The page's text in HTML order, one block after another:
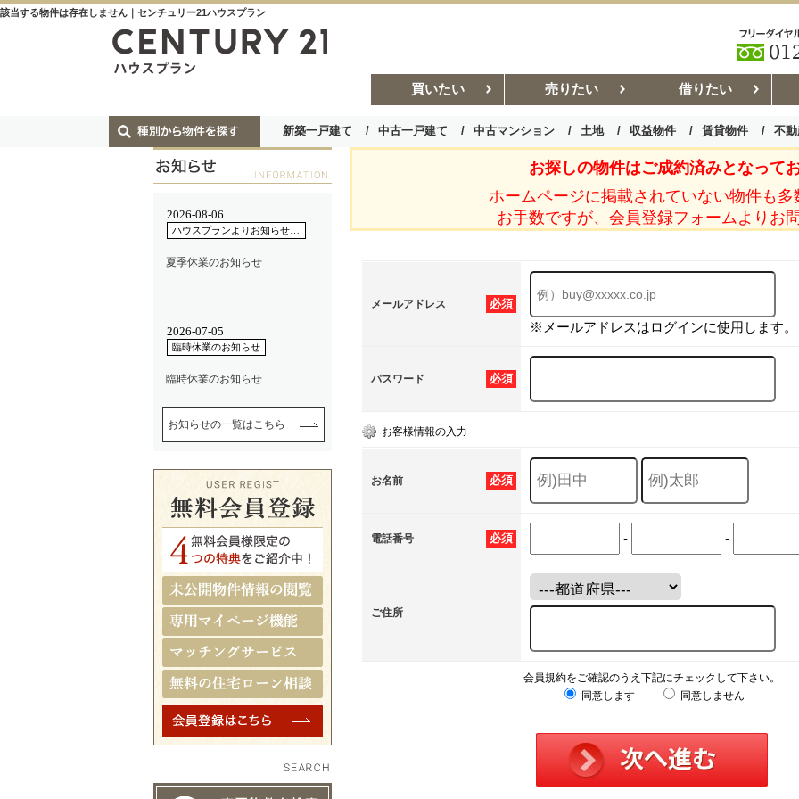
該当する物件は存在しません｜センチュリー21ハウスプラン
買いたい 売りたい 借りたい
新築一戸建て 中古一戸建て 中古マンション 土地 収益物件 賃貸物件 不
お部屋探しコラム 賃貸管理コ
お探しの物件はご成約済みとなってお
ホームページに掲載されていない物件も多
お手数ですが、会員登録フォームよりお
必須
メールアドレス
※メールアドレスはログインに使用します。
必須
パスワード
お客様情報の入力
必須
お名前
必須
電話番号 - -
ご住所
会員規約をご確認のうえ下記にチェックして下さい。
同意します
同意しません
お知らせの一覧はこちら